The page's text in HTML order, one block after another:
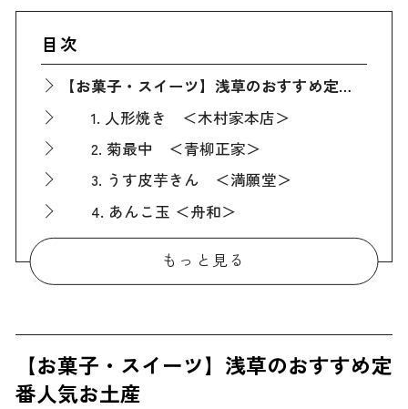
目次
【お菓子・スイーツ】浅草のおすすめ定番人気お土産
1. 人形焼き ＜木村家本店＞
2. 菊最中 ＜青柳正家＞
3. うす皮芋きん ＜満願堂＞
4. あんこ玉 ＜舟和＞
5. 雷おこし ＜常盤堂＞
6. 芋ようかん ＜舟和＞
8. きさかた ＜かりんとう小桜＞
【お菓子・スイーツ以外】浅草のおすすめ定番人気お土産
もっと見る
【お菓子・スイーツ】浅草のおすすめ定
番人気お土産